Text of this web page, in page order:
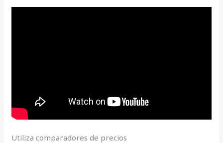
Utiliza comparadores de precios